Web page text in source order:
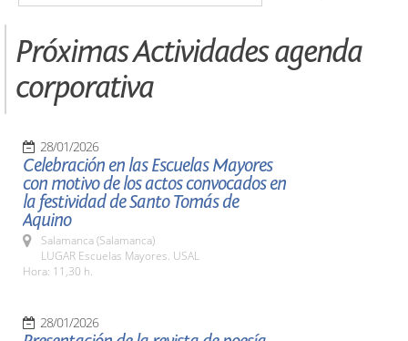
Próximas Actividades agenda
corporativa
28/01/2026
Celebración en las Escuelas Mayores
con motivo de los actos convocados en
la festividad de Santo Tomás de
Aquino
Salamanca (Salamanca)
LUGAR Escuelas Mayores. USAL
Hora: 11,30 h.
28/01/2026